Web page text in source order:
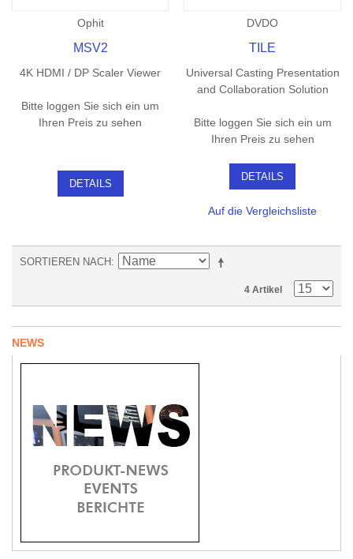
Ophit
MSV2
4K HDMI / DP Scaler Viewer
Bitte loggen Sie sich ein um
Ihren Preis zu sehen
DETAILS
DVDO
TILE
Universal Casting Presentation
and Collaboration Solution
Bitte loggen Sie sich ein um
Ihren Preis zu sehen
DETAILS
Auf die Vergleichsliste
SORTIEREN NACH
4 Artikel
NEWS